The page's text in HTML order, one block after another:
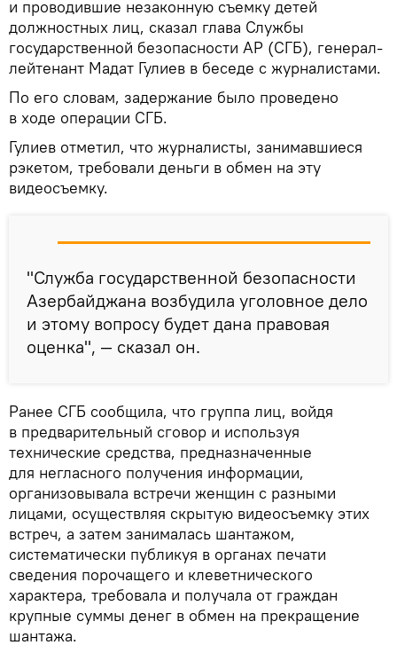
и проводившие незаконную съемку детей
должностных лиц, сказал глава Службы
государственной безопасности АР (СГБ), генерал-
лейтенант Мадат Гулиев в беседе с журналистами.
По его словам, задержание было проведено
в ходе операции СГБ.
Гулиев отметил, что журналисты, занимавшиеся
рэкетом, требовали деньги в обмен на эту
видеосъемку.
"Служба государственной безопасности
Азербайджана возбудила уголовное дело
и этому вопросу будет дана правовая
оценка", — сказал он.
Ранее СГБ сообщила, что группа лиц, войдя
в предварительный сговор и используя
технические средства, предназначенные
для негласного получения информации,
организовывала встречи женщин с разными
лицами, осуществляя скрытую видеосъемку этих
встреч, а затем занималась шантажом,
систематически публикуя в органах печати
сведения порочащего и клеветнического
характера, требовала и получала от граждан
крупные суммы денег в обмен на прекращение
шантажа.